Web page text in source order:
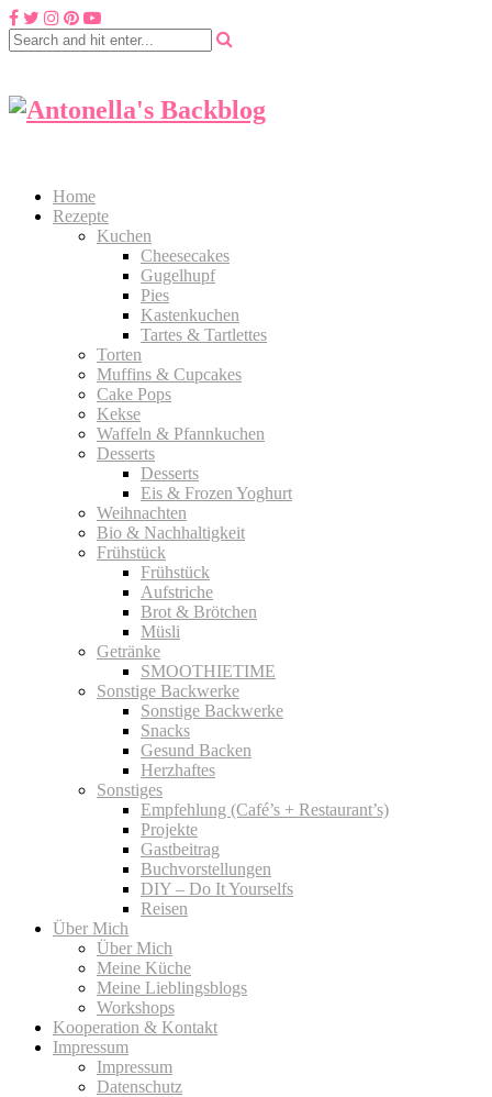
Home
Rezepte
Kuchen
Cheesecakes
Gugelhupf
Pies
Kastenkuchen
Tartes & Tartlettes
Torten
Muffins & Cupcakes
Cake Pops
Kekse
Waffeln & Pfannkuchen
Desserts
Desserts
Eis & Frozen Yoghurt
Weihnachten
Bio & Nachhaltigkeit
Frühstück
Frühstück
Aufstriche
Brot & Brötchen
Müsli
Getränke
SMOOTHIETIME
Sonstige Backwerke
Sonstige Backwerke
Snacks
Gesund Backen
Herzhaftes
Sonstiges
Empfehlung (Café’s + Restaurant’s)
Projekte
Gastbeitrag
Buchvorstellungen
DIY – Do It Yourselfs
Reisen
Über Mich
Über Mich
Meine Küche
Meine Lieblingsblogs
Workshops
Kooperation & Kontakt
Impressum
Impressum
Datenschutz